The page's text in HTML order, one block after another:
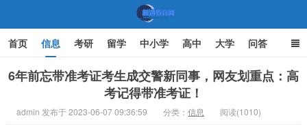
机遇教育网
首页 信息 考研 留学 中小学 高中 大学 问答
文化 家庭教育
6年前忘带准考证考生成交警新同事，网友划重点：高
考记得带准考证！
admin 发布于 2023-06-07 09:36:59 分类： 信息 阅读(1010)